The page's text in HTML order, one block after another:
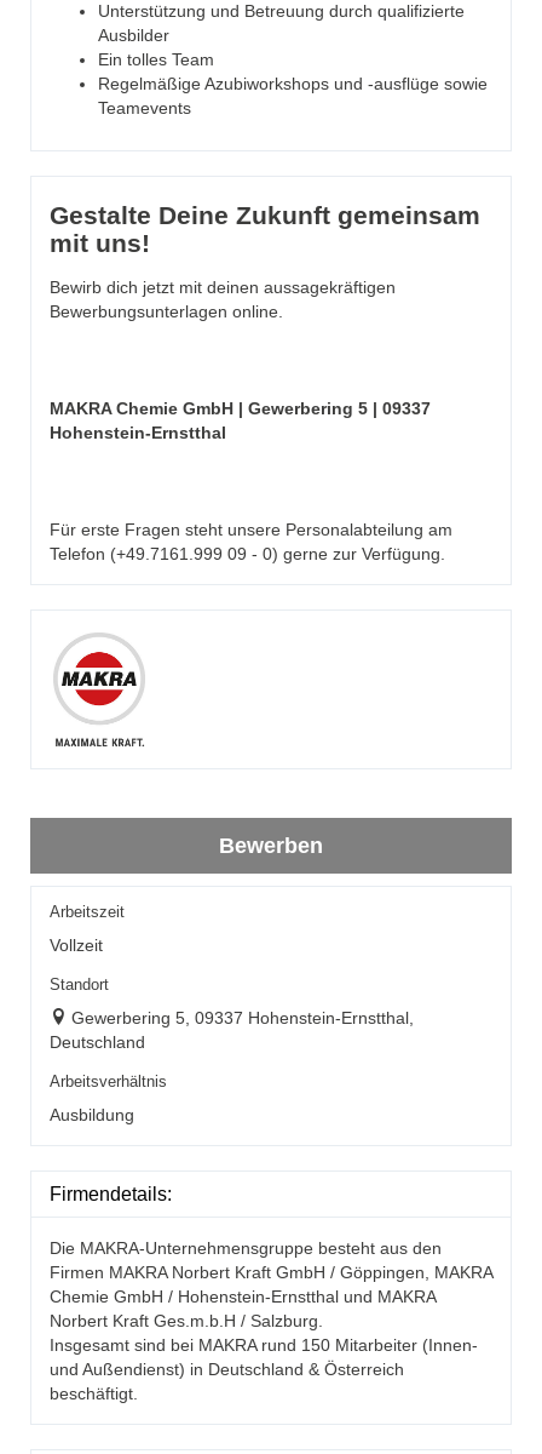
Unterstützung und Betreuung durch qualifizierte
Ausbilder
Ein tolles Team
Regelmäßige Azubiworkshops und -ausflüge sowie
Teamevents
Gestalte Deine Zukunft gemeinsam
mit uns!
Bewirb dich jetzt mit deinen aussagekräftigen
Bewerbungsunterlagen online.
MAKRA Chemie GmbH | Gewerbering 5 | 09337
Hohenstein-Ernstthal
Für erste Fragen steht unsere Personalabteilung am
Telefon (+49.7161.999 09 - 0) gerne zur Verfügung.
Bewerben
Arbeitszeit
Vollzeit
Standort
Gewerbering 5, 09337 Hohenstein-Ernstthal,
Deutschland
Arbeitsverhältnis
Ausbildung
Firmendetails:
Die MAKRA-Unternehmensgruppe besteht aus den
Firmen MAKRA Norbert Kraft GmbH / Göppingen, MAKRA
Chemie GmbH / Hohenstein-Ernstthal und MAKRA
Norbert Kraft Ges.m.b.H / Salzburg.
Insgesamt sind bei MAKRA rund 150 Mitarbeiter (Innen-
und Außendienst) in Deutschland & Österreich
beschäftigt.